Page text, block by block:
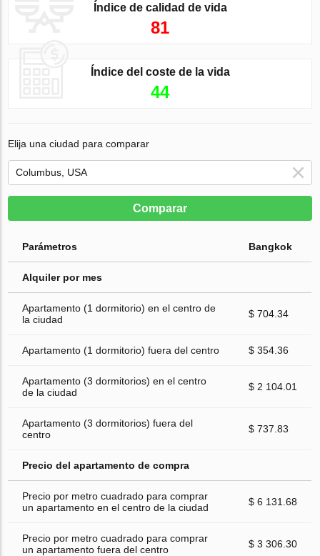
Índice de calidad de vida
81
Índice del coste de la vida
44
Elija una ciudad para comparar
Comparar
Parámetros Bangkok
Alquiler por mes
Apartamento (1 dormitorio) en el centro de
la ciudad
$ 704.34
Apartamento (1 dormitorio) fuera del centro $ 354.36
Apartamento (3 dormitorios) en el centro
de la ciudad
$ 2 104.01
Apartamento (3 dormitorios) fuera del
centro
$ 737.83
Precio del apartamento de compra
Precio por metro cuadrado para comprar
un apartamento en el centro de la ciudad
$ 6 131.68
Precio por metro cuadrado para comprar
un apartamento fuera del centro
$ 3 306.30